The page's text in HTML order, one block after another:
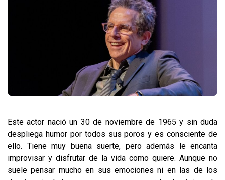
Este actor nació un 30 de noviembre de 1965 y sin duda
despliega humor por todos sus poros y es consciente de
ello. Tiene muy buena suerte, pero además le encanta
improvisar y disfrutar de la vida como quiere. Aunque no
suele pensar mucho en sus emociones ni en las de los